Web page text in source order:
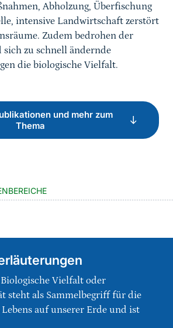
Abholzung, Überfischung
intensive Landwirtschaft zerstört
Zudem bedrohen der
zu schnell ändernde
die biologische Vielfalt.
und mehr zum
Thema
Vielfalt oder
steht als Sammelbegriff für die
auf unserer Erde und ist